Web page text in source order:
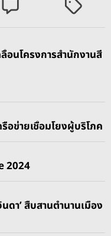
C
o
m
e
T
g
e
อนโครงการสำนักงานสี
อข่ายเชื่อมโยงผู้บริโภค
2024
ดา’ สืบสานตำนานเมือง